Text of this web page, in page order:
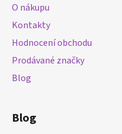
O nákupu
Kontakty
Hodnocení obchodu
Prodávané značky
Blog
Blog